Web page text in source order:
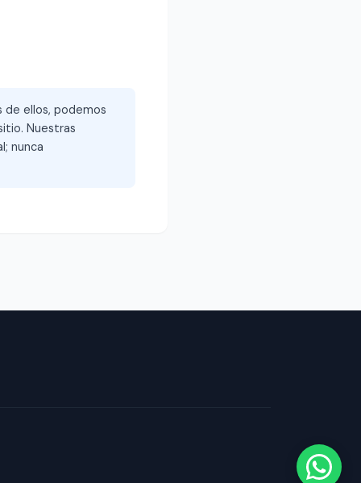
de ellos, podemos
Nuestras
nunca